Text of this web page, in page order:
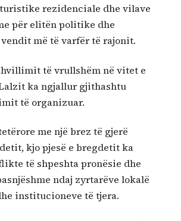
rezidenciale dhe vilave
për elitën politike dhe
më të varfër të rajonit.
të vrullshëm në vitet e
ka ngjallur gjithashtu
të organizuar.
me një brez të gjerë
kjo pjesë e bregdetit ka
të shpeshta pronësie dhe
ndaj zyrtarëve lokalë
institucioneve të tjera.